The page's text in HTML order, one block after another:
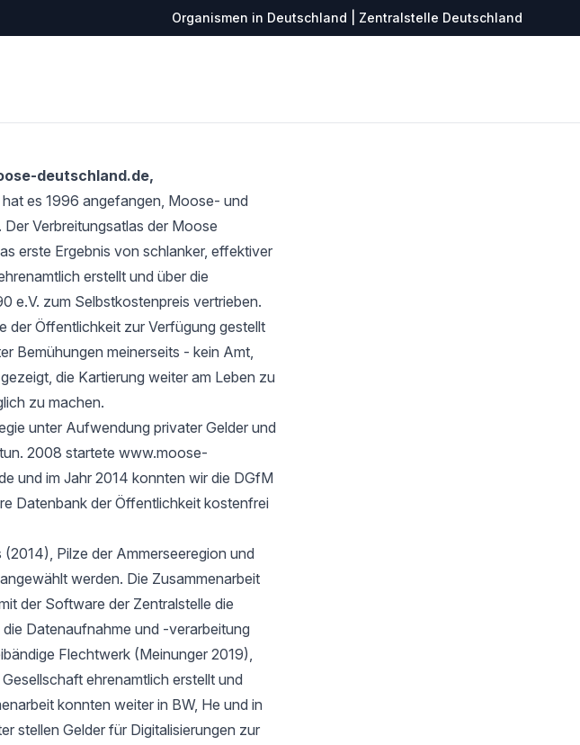
Organismen in Deutschland | Zentralstelle Deutschland
deutschland.de,
es 1996 angefangen, Moose- und
Verbreitungsatlas der Moose
erste Ergebnis von schlanker, effektiver
erstellt und über die
e.V. zum Selbstkostenpreis vertrieben.
der Öffentlichkeit zur Verfügung gestellt
Bemühungen meinerseits - kein Amt,
die Kartierung weiter am Leben zu
zu machen.
unter Aufwendung privater Gelder und
2008 startete www.moose-
und im Jahr 2014 konnten wir die DGfM
Datenbank der Öffentlichkeit kostenfrei
Pilze der Ammerseeregion und
werden. Die Zusammenarbeit
der Software der Zentralstelle die
Datenaufnahme und -verarbeitung
Flechtwerk (Meinunger 2019),
ehrenamtlich erstellt und
konnten weiter in BW, He und in
stellen Gelder für Digitalisierungen zur